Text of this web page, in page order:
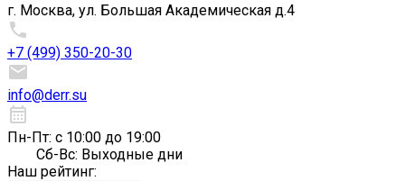
г. Москва, ул. Большая Академическая д.4

+7 (499) 350-20-30

info@derr.su
calendar_month
Пн-Пт: с 10:00 до 19:00
Сб-Вс: Выходные дни
Наш рейтинг: